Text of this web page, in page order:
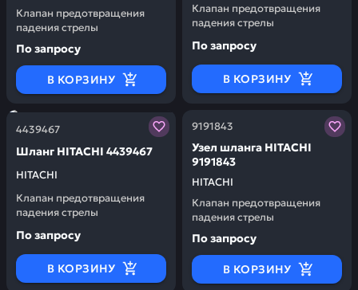
Клапан предотвращения
падения стрелы
По запросу
В КОРЗИНУ
Клапан предотвращения
падения стрелы
По запросу
В КОРЗИНУ
4439467
HITACHI
Шланг HITACHI 4439467
Клапан предотвращения
падения стрелы
Заказывая запчасти у нас, вы получаете гарантию
По запросу
В КОРЗИНУ
9191843
HITACHI
Узел шланга HITACHI
9191843
Клапан предотвращения
падения стрелы
Заказывая запчасти у
По запросу
В КОРЗИНУ